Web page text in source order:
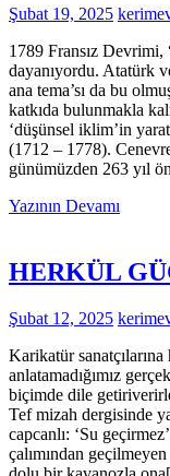
Şubat 19, 2025
1789 Fransız
dayanıyordu. Atatürk
ana tema’sı da bu
katkıda bulunmakla
‘düşünsel iklim’in
(1712 – 1778).
günümüzden 263 yıl
Yazının Devamı
HERKÜL
Şubat 12, 2025
Karikatür
anlatamadığımız
biçimde dile
Tef mizah dergisinde
capcanlı: ‘Su
çalımından